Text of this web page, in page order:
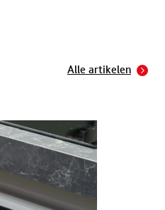
Alle artikelen